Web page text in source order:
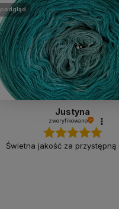
podgląd
Justyna
zweryfikowano
Świetna jakość za przystępną